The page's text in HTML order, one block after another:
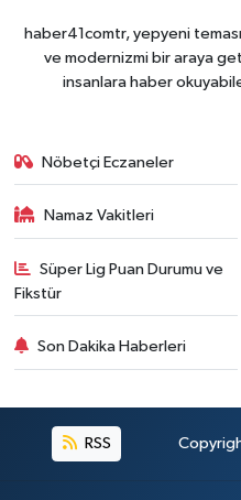
haber41comtr, yepyeni
ve modernizmi bir araya
insanlara haber
Nöbetçi Eczaneler
Namaz Vakitleri
Süper Lig Puan Durumu ve
Fikstür
Son Dakika Haberleri
RSS